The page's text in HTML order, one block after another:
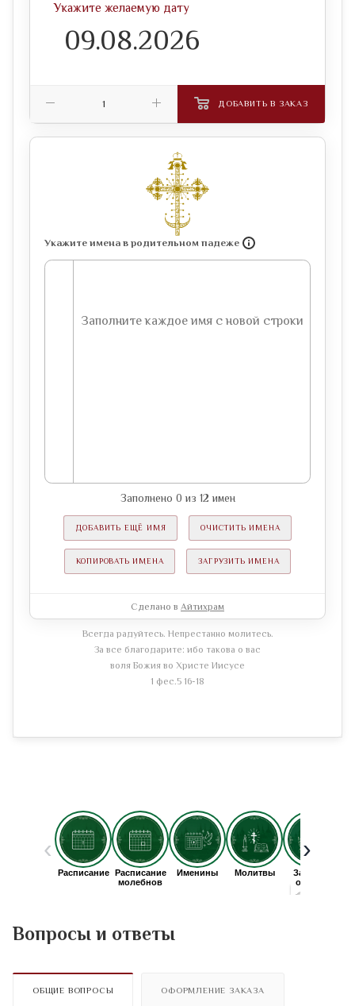
Укажите имена в родительном падеже
Заполнено 0 из 12 имен
ДОБАВИТЬ ЕЩЁ ИМЯ ОЧИСТИТЬ ИМЕНА
КОПИРОВАТЬ ИМЕНА ЗАГРУЗИТЬ ИМЕНА
Сделано в Айтихрам
Всегда радуйтесь. Непрестанно молитесь.
За все благодарите: ибо такова о вас
воля Божия во Христе Иисусе
1 фес.5 16-18
Укажите желаемую дату
ДОБАВИТЬ В ЗАКАЗ
Вопросы и ответы
ОБЩИЕ ВОПРОСЫ ОФОРМЛЕНИЕ ЗАКАЗА